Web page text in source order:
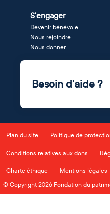
S'engager
Devenir bénévole
Nous rejoindre
Nous donner
Besoin d'aide ?
Plan du site Politique de
Conditions relatives aux dons
Charte éthique Mentions légales
© Copyright 2026 Fondation du